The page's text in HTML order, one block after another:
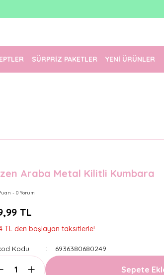
SÜRPRİZ PAKETLER YENİ ÜRÜNLER
Araba Metal Kilitli Kumbara
- 0 Yorum
TL
TL den başlayan taksitlerle!
Kodu 6936380680249
Sepete